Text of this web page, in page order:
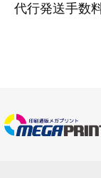
代行発送手数